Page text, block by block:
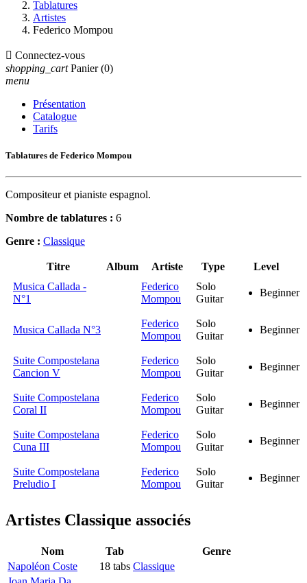
Tablatures
Artistes
Federico Mompou
 Connectez-vous
shopping_cart Panier (0)
menu
Présentation
Catalogue
Tarifs
Tablatures de Federico Mompou
Compositeur et pianiste espagnol.
Nombre de tablatures : 6
Genre : Classique
Titre Album Artiste Type
Level
Musica Callada -
N°1
Federico
Mompou
Solo
Guitar
Beginner
Musica Callada N°3
Federico
Mompou
Solo
Guitar
Beginner
Suite Compostelana
Cancion V
Federico
Mompou
Solo
Guitar
Beginner
Suite Compostelana
Coral II
Federico
Mompou
Solo
Guitar
Beginner
Suite Compostelana
Cuna III
Federico
Mompou
Solo
Guitar
Beginner
Suite Compostelana
Preludio I
Federico
Mompou
Solo
Guitar
Beginner
Artistes Classique associés
Nom Tab
Genre
Napoléon Coste
18 tabs Classique